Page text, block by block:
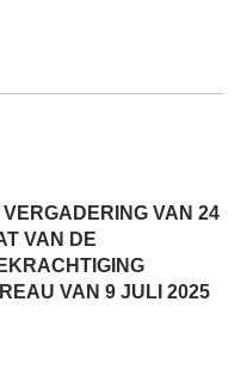
VAN 24
VAN DE
VAN 9 JULI 2025